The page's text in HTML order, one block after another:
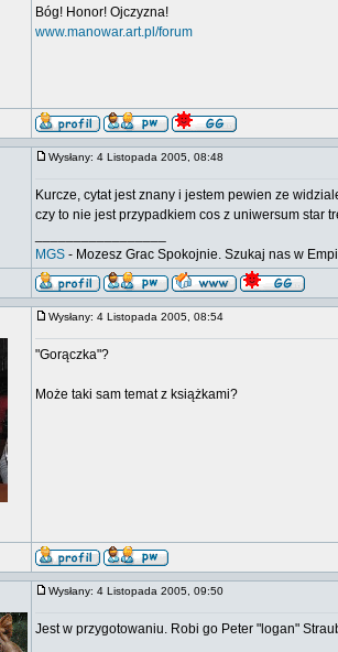
Bóg! Honor! Ojczyzna!
www.manowar.art.pl/forum
Wysłany: 4 Listopada 2005, 08:48
Kurcze, cytat jest znany i jestem pewien ze
czy to nie jest przypadkiem cos z uniwersum star
MGS - Mozesz Grac Spokojnie. Szukaj nas w
Wysłany: 4 Listopada 2005, 08:54
"Gorączka"?
Może taki sam temat z książkami?
Wysłany: 4 Listopada 2005, 09:50
Jest w przygotowaniu. Robi go Peter "logan"